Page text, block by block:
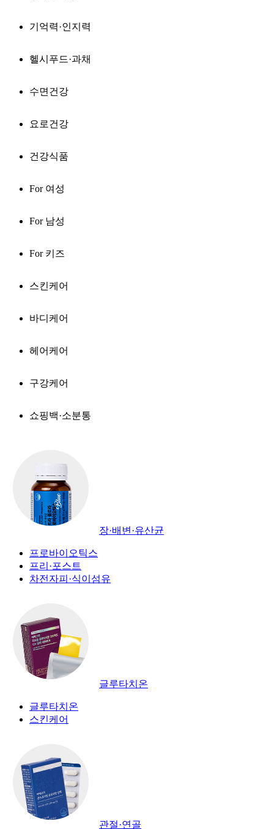
기억력·인지력
헬시푸드·과채
수면건강
요로건강
건강식품
For 여성
For 남성
For 키즈
스킨케어
바디케어
헤어케어
구강케어
쇼핑백·소분통
장·배변·유산균
프로바이오틱스
프리·포스트
차전자피·식이섬유
글루타치온
글루타치온
스킨케어
관절·연골